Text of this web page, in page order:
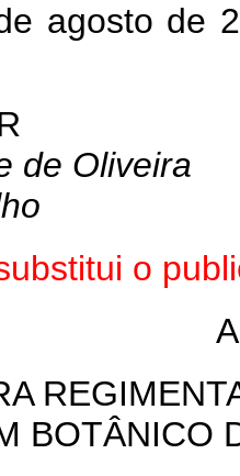
agosto de
de Oliveira
o
BOTÂNICO